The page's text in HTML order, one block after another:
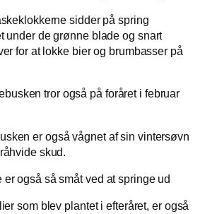
sidder på spring
under de grønne blade og snart
for at lokke bier og brumbasser på
er også vågnet af sin vintersøvn
skud.
som blev plantet i efteråret, er også